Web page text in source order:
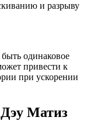
и разрыву
одинаковое
привести к
при ускорении
Матиз